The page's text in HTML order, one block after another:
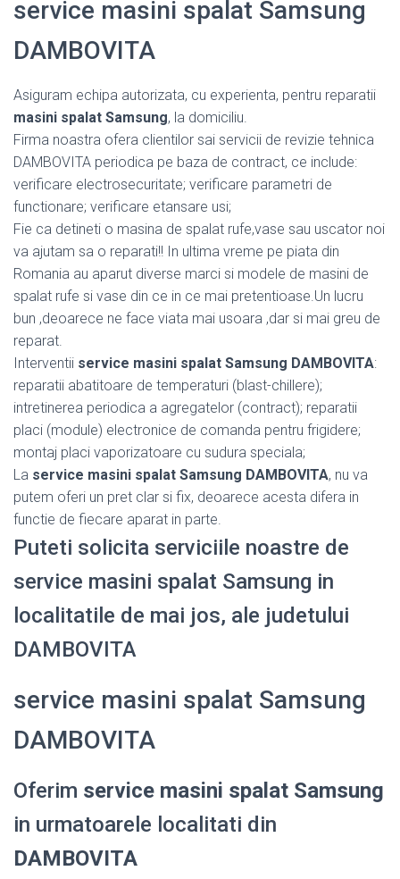
service masini spalat Samsung
DAMBOVITA
Asiguram echipa autorizata, cu experienta, pentru reparatii
masini spalat Samsung, la domiciliu.
Firma noastra ofera clientilor sai servicii de revizie tehnica
DAMBOVITA periodica pe baza de contract, ce include:
verificare electrosecuritate; verificare parametri de
functionare; verificare etansare usi;
Fie ca detineti o masina de spalat rufe,vase sau uscator noi
va ajutam sa o reparati!! In ultima vreme pe piata din
Romania au aparut diverse marci si modele de masini de
spalat rufe si vase din ce in ce mai pretentioase.Un lucru
bun ,deoarece ne face viata mai usoara ,dar si mai greu de
reparat.
Interventii service masini spalat Samsung DAMBOVITA:
reparatii abatitoare de temperaturi (blast-chillere);
intretinerea periodica a agregatelor (contract); reparatii
placi (module) electronice de comanda pentru frigidere;
montaj placi vaporizatoare cu sudura speciala;
La service masini spalat Samsung DAMBOVITA, nu va
putem oferi un pret clar si fix, deoarece acesta difera in
functie de fiecare aparat in parte.
Puteti solicita serviciile noastre de
service masini spalat Samsung in
localitatile de mai jos, ale judetului
DAMBOVITA
service masini spalat Samsung
DAMBOVITA
Oferim service masini spalat Samsung
in urmatoarele localitati din
DAMBOVITA